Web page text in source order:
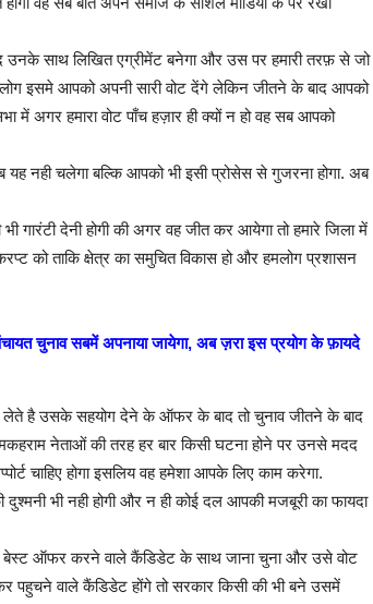
साथ लिखित एग्रीमेंट बनेगा और उस पर हमारी तरफ़ से जो
इसमे आपको अपनी सारी वोट देंगे लेकिन जीतने के बाद आपको
में अगर हमारा वोट पाँच हज़ार ही क्यों न हो वह सब आपको
नही चलेगा बल्कि आपको भी इसी प्रोसेस से गुजरना होगा. अब
गारंटी देनी होगी की अगर वह जीत कर आयेगा तो हमारे जिला में
को ताकि क्षेत्र का समुचित विकास हो और हमलोग प्रशासन
चुनाव सबमें अपनाया जायेगा, अब ज़रा इस प्रयोग के फ़ायदे
है उसके सहयोग देने के ऑफर के बाद तो चुनाव जीतने के बाद
नेताओं की तरह हर बार किसी घटना होने पर उनसे मदद
चाहिए होगा इसलिय वह हमेशा आपके लिए काम करेगा.
भी नही होगी और न ही कोई दल आपकी मजबूरी का फायदा
बेस्ट ऑफर करने वाले कैंडिडेट के साथ जाना चुना और उसे वोट
पहुचने वाले कैंडिडेट होंगे तो सरकार किसी की भी बने उसमें